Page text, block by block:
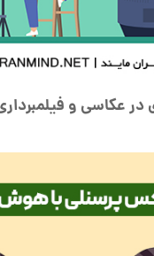
عکاسی و فیلمبرداری